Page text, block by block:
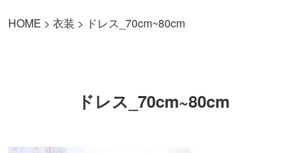
HOME > 衣装 > ドレス_70cm~80cm
ドレス_70cm~80cm